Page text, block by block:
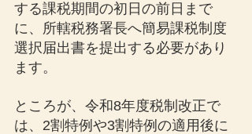
する課税期間の初日の前日まで
に、所轄税務署長へ簡易課税制度
選択届出書を提出する必要があり
ます。
ところが、令和8年度税制改正で
は、2割特例や3割特例の適用後に